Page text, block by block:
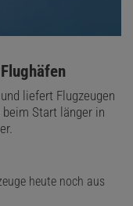
liefert Flugzeugen
Start länger in
heute noch aus